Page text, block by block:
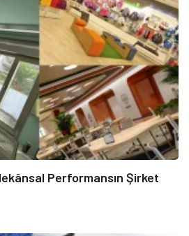
Performansın Şirket